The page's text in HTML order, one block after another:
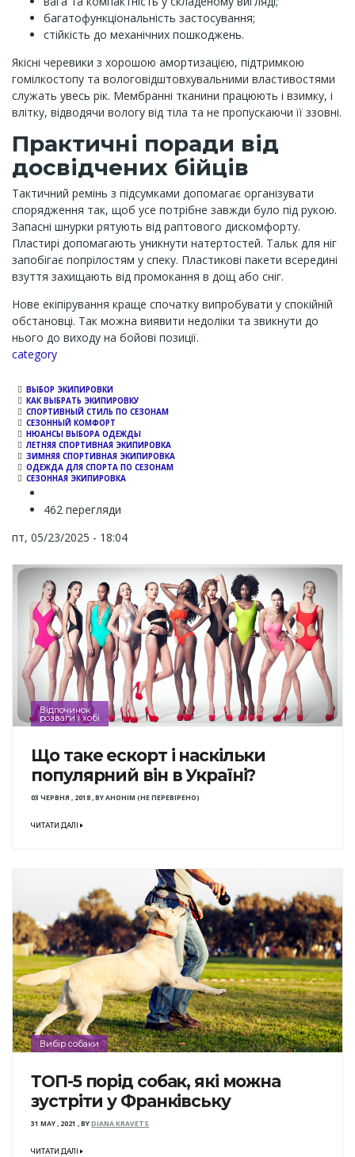
багатофункціональність застосування;
стійкість до механічних пошкоджень.
Якісні черевики з хорошою амортизацією, підтримкою
гомілкостопу та вологовідштовхувальними властивостями
служать увесь рік. Мембранні тканини працюють і взимку, і
влітку, відводячи вологу від тіла та не пропускаючи її ззовні.
Практичні поради від
досвідчених бійців
Тактичний ремінь з підсумками допомагає організувати
спорядження так, щоб усе потрібне завжди було під рукою.
Запасні шнурки рятують від раптового дискомфорту.
Пластирі допомагають уникнути натертостей. Тальк для ніг
запобігає попрілостям у спеку. Пластикові пакети всередині
взуття захищають від промокання в дощ або сніг.
Нове екіпірування краще спочатку випробувати у спокійній
обстановці. Так можна виявити недоліки та звикнути до
нього до виходу на бойові позиції.
Channel
category
ВЫБОР ЭКИПИРОВКИ
КАК ВЫБРАТЬ ЭКИПИРОВКУ
СПОРТИВНЫЙ СТИЛЬ ПО СЕЗОНАМ
СЕЗОННЫЙ КОМФОРТ
НЮАНСЫ ВЫБОРА ОДЕЖДЫ
ЛЕТНЯЯ СПОРТИВНАЯ ЭКИПИРОВКА
ЗИМНЯЯ СПОРТИВНАЯ ЭКИПИРОВКА
ОДЕЖДА ДЛЯ СПОРТА ПО СЕЗОНАМ
СЕЗОННАЯ ЭКИПИРОВКА
462 перегляди
пт, 05/23/2025 - 18:04
Відпочинок
розваги і хобі
Що таке ескорт і наскільки
популярний він в Україні?
03 ЧЕРВНЯ , 2018,BYАНОНІМ (НЕ ПЕРЕВІРЕНО)
ЧИТАТИ ДАЛІ
Вибір собаки
ТОП-5 порід собак, які можна
зустріти у Франківську
31 MAY , 2021 ,BYDIANA KRAVETS
ЧИТАТИ ДАЛІ